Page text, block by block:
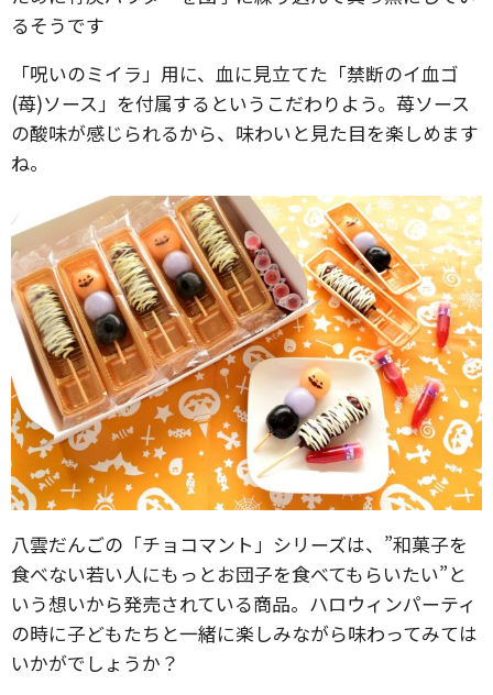
るそうです
「呪いのミイラ」用に、血に見立てた「禁断のイ血ゴ
(苺)ソース」を付属するというこだわりよう。苺ソース
の酸味が感じられるから、味わいと見た目を楽しめます
ね。
八雲だんごの「チョコマント」シリーズは、”和菓子を
食べない若い人にもっとお団子を食べてもらいたい”と
いう想いから発売されている商品。ハロウィンパーティ
の時に子どもたちと一緒に楽しみながら味わってみては
いかがでしょうか？